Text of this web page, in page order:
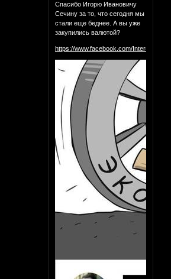
Спасибо Игорю Ивановичу
Сечину за то, что сегодня мы
стали еще беднее. А вы уже
закупились валютой?
https://www.facebook.com/